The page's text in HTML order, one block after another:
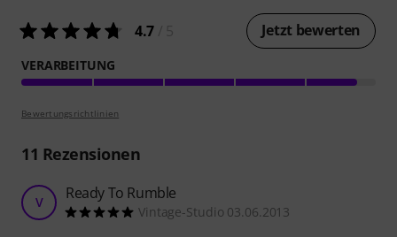
4.7 Jetzt bewerten
VERARBEITUNG
Bewertungsrichtlinien
11 Rezensionen
V Ready To Rumble
Vintage-Studio 03.06.2013